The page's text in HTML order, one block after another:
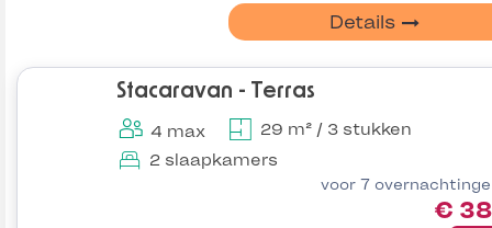
Details
Stacaravan - Terras
4 max
29 m² / 3 stukken
2 slaapkamers
voor 7
€